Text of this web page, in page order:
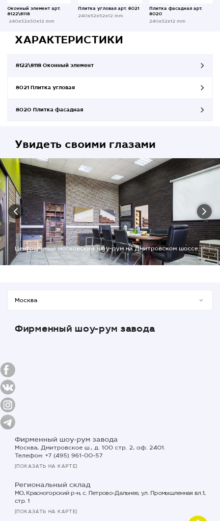
Оконный элемент арт.
8122\8118
240x52x50x12 mm
Плитка угловая арт. 8021
240x52x52x12 mm
Плитка фасадная арт.
8020
240x52x12 mm
ХАРАКТЕРИСТИКИ
8122\8118 Оконный элемент
8021 Плитка угловая
8020 Плитка фасадная
Увидеть своими глазами
Центральный московский шоу-рум на Дмитровском шоссе.
Фирменный шоу-рум завода
Фирменный шоу-рум завода
Москва, Дмитровское ш., д. 100 стр. 2, оф. 2401.
Телефон: +7 (495) 961-00-57
[ПОКАЗАТЬ НА КАРТЕ]
Региональный склад
МО, Красногорский р-н, с. Петрово-Дальнее, ул. Промышленная вл.1,
стр. 1
[ПОКАЗАТЬ НА КАРТЕ]